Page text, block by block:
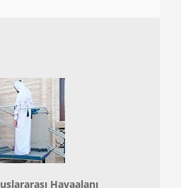
Havaalanı